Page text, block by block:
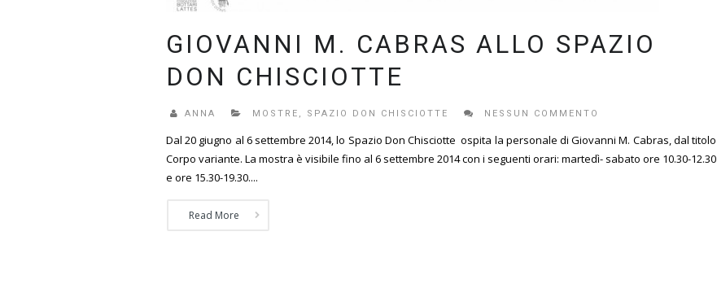
GIOVANNI M. CABRAS ALLO SPAZIO
DON CHISCIOTTE
ANNA MOSTRE , SPAZIO DON CHISCIOTTE NESSUN COMMENTO
Dal 20 giugno al 6 settembre 2014, lo Spazio Don Chisciotte ospita la personale di Giovanni M. Cabras, dal titolo
Corpo variante. La mostra è visibile fino al 6 settembre 2014 con i seguenti orari: martedì- sabato ore 10.30-12.30
e ore 15.30-19.30....
Read More